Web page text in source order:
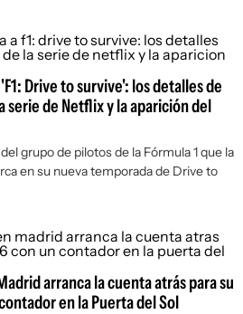
Drive to survive': los detalles de
serie de Netflix y la aparición del
grupo de pilotos de la Fórmula 1 que la
en su nueva temporada de Drive to
arranca la cuenta atrás para su
en la Puerta del Sol